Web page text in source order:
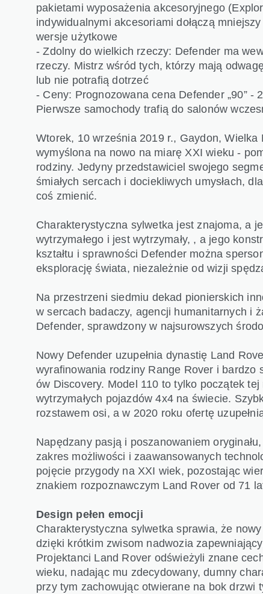
pakietami wyposażenia akcesoryjnego
indywidualnymi akcesoriami dołączą
wersje użytkowe
- Zdolny do wielkich rzeczy: Defender ma
rzeczy. Mistrz wśród tych, którzy mają
lub nie potrafią dotrzeć
- Ceny: Prognozowana cena Defender „90” -
Pierwsze samochody trafią do salonów
Wtorek, 10 września 2019 r., Gaydon,
wymyślona na nowo na miarę XXI wieku -
rodziny. Jedyny przedstawiciel swojego
śmiałych sercach i dociekliwych umysłach,
coś zmienić.
Charakterystyczna sylwetka jest znajoma, a
wytrzymałego i jest wytrzymały, , a jego
kształtu i sprawności Defender można
eksplorację świata, niezależnie od wizji
Na przestrzeni siedmiu dekad pionierskich
w sercach badaczy, agencji humanitarnych i
Defender, sprawdzony w najsurowszych
Nowy Defender uzupełnia dynastię Land
wyrafinowania rodziny Range Rover i bardzo
ów Discovery. Model 110 to tylko początek
wytrzymałych pojazdów 4x4 na świecie.
rozstawem osi, a w 2020 roku ofertę
Napędzany pasją i poszanowaniem
zakres możliwości i zaawansowanych
pojęcie przygody na XXI wiek, pozostając
znakiem rozpoznawczym Land Rover od 71
Design pełen emocji
Charakterystyczna sylwetka sprawia, że
dzięki krótkim zwisom nadwozia
Projektanci Land Rover odświeżyli znane
wieku, nadając mu zdecydowany, dumny
przy tym zachowując otwierane na bok drzwi